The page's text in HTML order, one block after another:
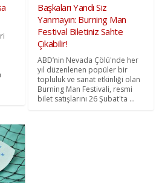
Başkaları Yandı Siz
Yanmayın: Burning Man
Festival Biletiniz Sahte
Çıkabilir!
ABD’nin Nevada Çölü'nde her
yıl düzenlenen popüler bir
topluluk ve sanat etkinliği olan
Burning Man Festivali, resmi
bilet satışlarını 26 Şubat'ta ...